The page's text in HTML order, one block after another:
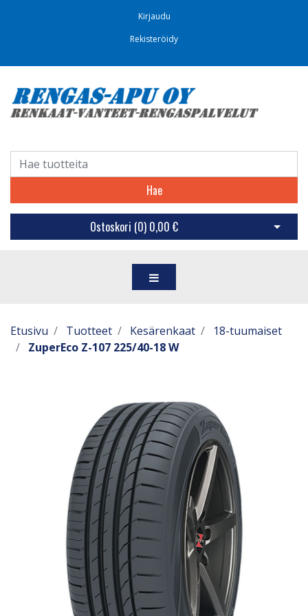
Kirjaudu
Rekisteröidy
Hae
Ostoskori (0) 0,00 € Avaa
Etusivu Tuotteet Kesärenkaat
18-tuumaiset
ZuperEco Z-107 225/40-18 W